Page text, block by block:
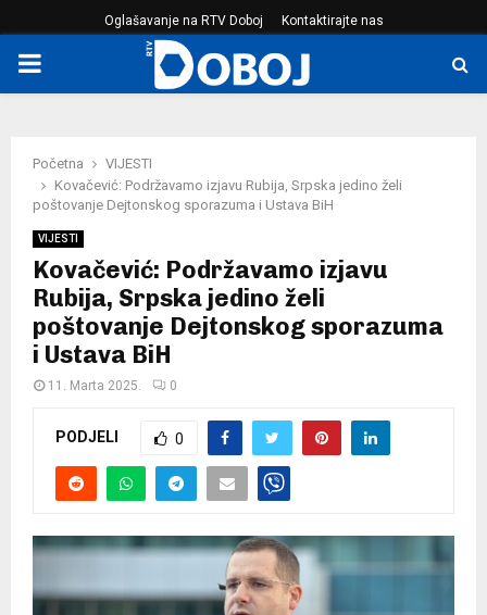
Oglašavanje na RTV Doboj Kontaktirajte nas
PRIMARY
Početna
VIJESTI
Kovačević: Podržavamo izjavu Rubija, Srpska jedino želi
poštovanje Dejtonskog sporazuma i Ustava BiH
VIJESTI
Kovačević: Podržavamo izjavu
Rubija, Srpska jedino želi
poštovanje Dejtonskog sporazuma
i Ustava BiH
11. Marta 2025. 0
PODJELI 0